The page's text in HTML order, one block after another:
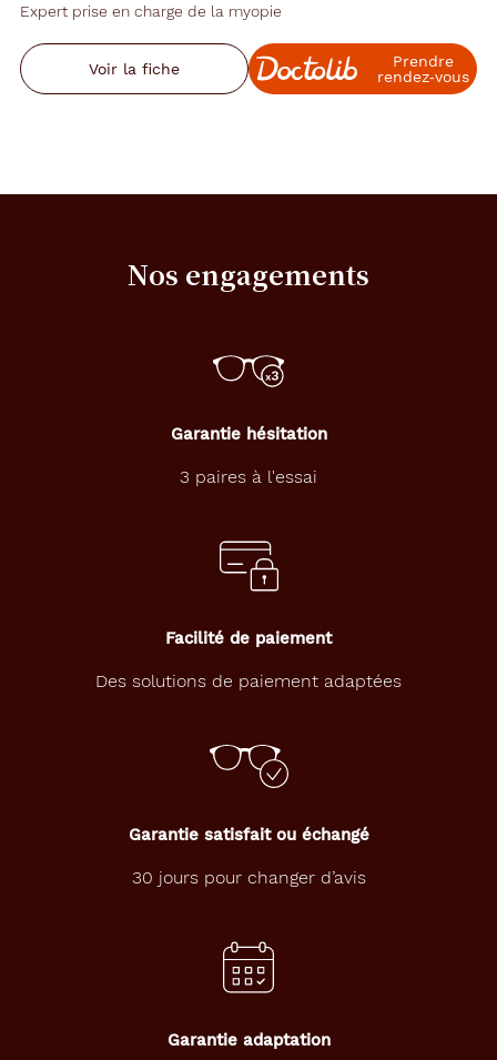
Expert prise en charge de la myopie
Voir la fiche
Prendre
rendez‑vous
Nos engagements
Garantie hésitation
3 paires à l'essai
Facilité de paiement
Des solutions de paiement adaptées
Garantie satisfait ou échangé
30 jours pour changer d’avis
Garantie adaptation